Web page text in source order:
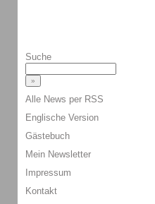
Suche
Alle News per RSS
Englische Version
Gästebuch
Mein Newsletter
Impressum
Kontakt